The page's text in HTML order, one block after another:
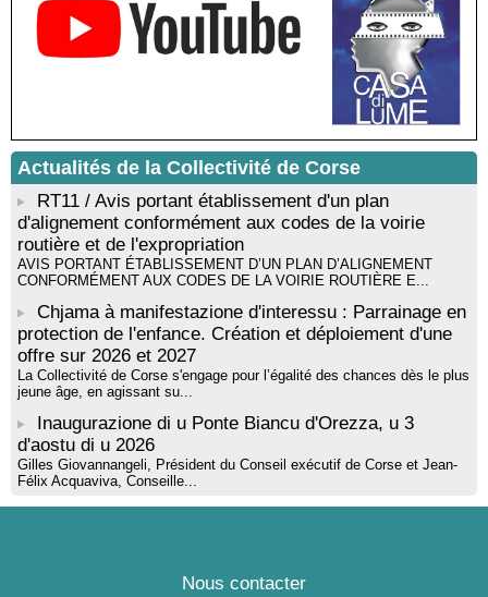
Rencontre / dédicace avec Lucrèce Luciani autour de son
livre « La ballade du pendu du Niolu» - Mediateca territuriale di
Santa Lucia di Tallà
Mise en musique d’un livre jeunesse par Annik Meschinet,
musicienne pédagogue : Ateliers d’expression sonore, vocale,
rythmique et corporelle - Mediateca territuriale di Santa Lucia di
Tallà
! Événement reporté ! Cycle de conférences peinture animé
par Alexandre Dominati - Mediateca territuriale di Santa Lucia di
Tallà
Actualités de la Collectivité de Corse
RT11 / Avis portant établissement d'un plan
d'alignement conformément aux codes de la voirie
routière et de l'expropriation
AVIS PORTANT ÉTABLISSEMENT D’UN PLAN D’ALIGNEMENT
CONFORMÉMENT AUX CODES DE LA VOIRIE ROUTIÈRE E...
Chjama à manifestazione d'interessu : Parrainage en
protection de l'enfance. Création et déploiement d'une
offre sur 2026 et 2027
La Collectivité de Corse s'engage pour l’égalité des chances dès le plus
jeune âge, en agissant su...
Inaugurazione di u Ponte Biancu d'Orezza, u 3
d'aostu di u 2026
Gilles Giovannangeli, Président du Conseil exécutif de Corse et Jean-
Félix Acquaviva, Conseille...
Nous contacter